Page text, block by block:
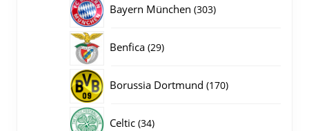
Bayern München 303303
Benfica 2929
Borussia Dortmund 170170
Celtic 3434